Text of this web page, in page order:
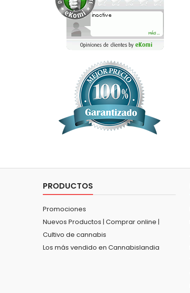
PRODUCTOS
Promociones
Nuevos Productos | Comprar online |
Cultivo de cannabis
Los más vendido en Cannabislandia